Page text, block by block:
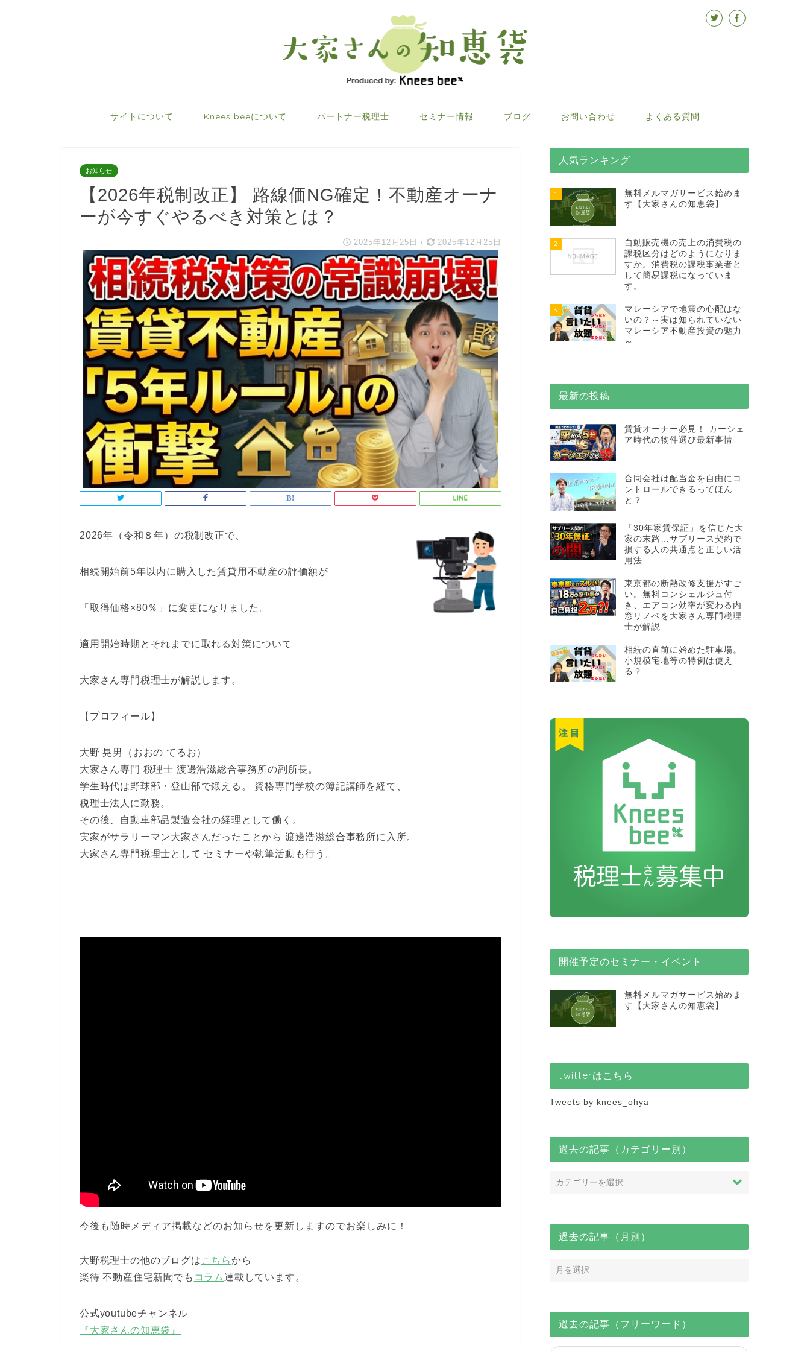
サイトについて Knees beeについて パートナー税理士 セミナー情報 ブログ お問い合わせ よくある質問
お知らせ
【2026年税制改正】 路線価NG確定！不動産オーナ
ーが今すぐやるべき対策とは？
2025年12月25日 / 2025年12月25日
2026年（令和８年）の税制改正で、
相続開始前5年以内に購入した賃貸用不動産の評価額が
「取得価格×80％」に変更になりました。
適用開始時期とそれまでに取れる対策について
大家さん専門税理士が解説します。
【プロフィール】
大野 晃男（おおの てるお）
大家さん専門 税理士 渡邊浩滋総合事務所の副所長。
学生時代は野球部・登山部で鍛える。 資格専門学校の簿記講師を経て、
税理士法人に勤務。
その後、自動車部品製造会社の経理として働く。
実家がサラリーマン大家さんだったことから 渡邊浩滋総合事務所に入所。
大家さん専門税理士として セミナーや執筆活動も行う。
今後も随時メディア掲載などのお知らせを更新しますのでお楽しみに！
大野税理士の他のブログは こちらから
楽待 不動産住宅新聞でも コラム連載しています。
公式youtubeチャンネル
『大家さんの知恵袋』
人気ランキング
1
無料メルマガサービス始めま
す【大家さんの知恵袋】
2
自動販売機の売上の消費税の
課税区分はどのようになりま
すか。消費税の課税事業者と
して簡易課税になっていま
す。
3
マレーシアで地震の心配はな
いの？～実は知られていない
マレーシア不動産投資の魅力
～
最新の投稿
賃貸オーナー必見！ カーシェ
ア時代の物件選び最新事情
合同会社は配当金を自由にコ
ントロールできるってほん
と？
「30年家賃保証」を信じた大
家の末路…サブリース契約で
損する人の共通点と正しい活
用法
東京都の断熱改修支援がすご
い。無料コンシェルジュ付
き、エアコン効率が変わる内
窓リノベを大家さん専門税理
士が解説
相続の直前に始めた駐車場。
小規模宅地等の特例は使え
る？
開催予定のセミナー・イベント
無料メルマガサービス始めま
す【大家さんの知恵袋】
twitterはこちら
Tweets by knees_ohya
過去の記事（カテゴリー別）
過去の記事（月別）
過去の記事（フリーワード）